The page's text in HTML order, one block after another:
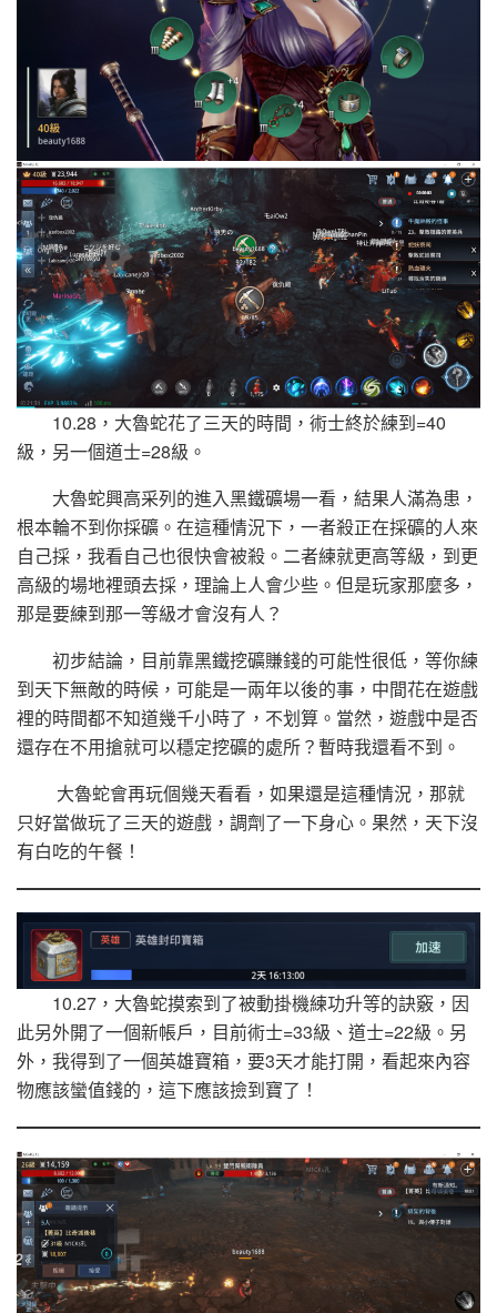
10.28，大魯蛇花了三天的時間，術士終於練到=40
級，另一個道士=28級。
大魯蛇興高采列的進入黑鐵礦場一看，結果人滿為患，
根本輪不到你採礦。在這種情況下，一者殺正在採礦的人來
自己採，我看自己也很快會被殺。二者練就更高等級，到更
高級的場地裡頭去採，理論上人會少些。但是玩家那麼多，
那是要練到那一等級才會沒有人？
初步結論，目前靠黑鐵挖礦賺錢的可能性很低，等你練
到天下無敵的時候，可能是一兩年以後的事，中間花在遊戲
裡的時間都不知道幾千小時了，不划算。當然，遊戲中是否
還存在不用搶就可以穩定挖礦的處所？暫時我還看不到。
大魯蛇會再玩個幾天看看，如果還是這種情況，那就
只好當做玩了三天的遊戲，調劑了一下身心。果然，天下沒
有白吃的午餐！
10.27，大魯蛇摸索到了被動掛機練功升等的訣竅，因
此另外開了一個新帳戶，目前術士=33級、道士=22級。另
外，我得到了一個英雄寶箱，要3天才能打開，看起來內容
物應該蠻值錢的，這下應該撿到寶了！